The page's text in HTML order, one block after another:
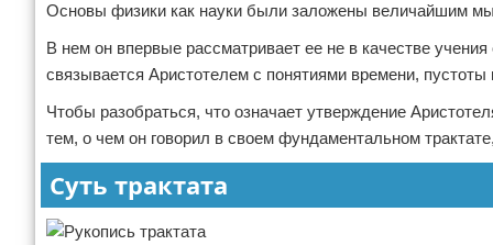
Основы физики как науки были заложены величайшим
В нем он впервые рассматривает ее не в качестве
связывается Аристотелем с понятиями времени, пустоты
Чтобы разобраться, что означает утверждение
тем, о чем он говорил в своем фундаментальном
Суть трактата